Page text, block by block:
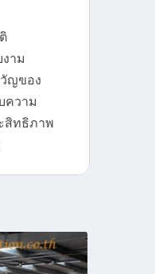
าม
ญของ
ความ
สิทธิภาพ